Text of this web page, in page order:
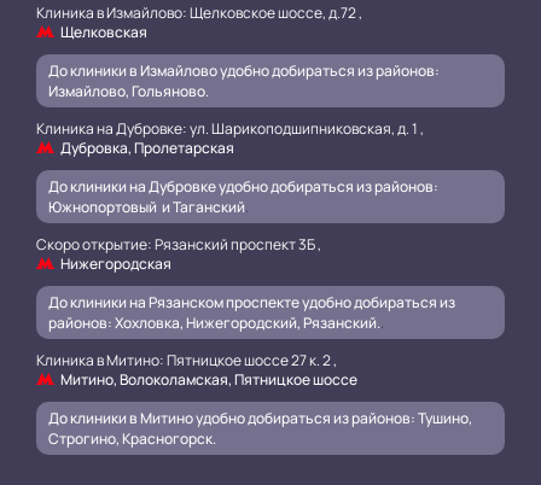
Клиника в Измайлово: Щелковское шоссе, д.72 ,
Щелковская
До клиники в Измайлово удобно добираться из районов:
Измайлово, Гольяново.
Клиника на Дубровке: ул. Шарикоподшипниковская, д. 1 ,
Дубровка, Пролетарская
До клиники на Дубровке удобно добираться из районов:
Южнопортовый и Таганский.
Скоро открытие: Рязанский проспект 3Б ,
Нижегородская
До клиники на Рязанском проспекте удобно добираться из
районов: Хохловка, Нижегородский, Рязанский..
Клиника в Митино: Пятницкое шоссе 27 к. 2 ,
Митино, Волоколамская, Пятницкое шоссе
До клиники в Митино удобно добираться из районов: Тушино,
Строгино, Красногорск.